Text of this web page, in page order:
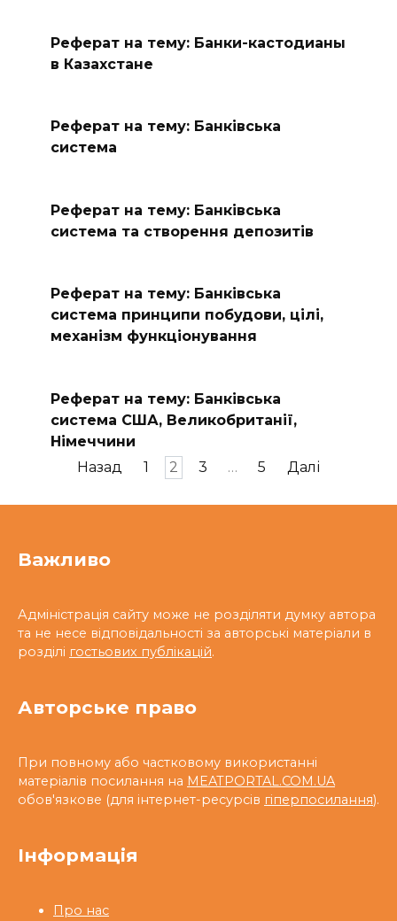
Реферат на тему: Банки-кастодианы
в Казахстане
Реферат на тему: Банківська
система
Реферат на тему: Банківська
система та створення депозитів
Реферат на тему: Банківська
система принципи побудови, цілі,
механізм функціонування
Реферат на тему: Банківська
система США, Великобританії,
Німеччини
ПагінаціяНазад 1 2 3 … 5 Далі
Важливо
Адміністрація сайту може не розділяти думку автора
та не несе відповідальності за авторські матеріали в
розділі гостьових публікацій.
Авторське право
При повному або частковому використанні
матеріалів посилання на MEATPORTAL.COM.UA
обов'язкове (для інтернет-ресурсів гіперпосилання).
Інформація
Про нас